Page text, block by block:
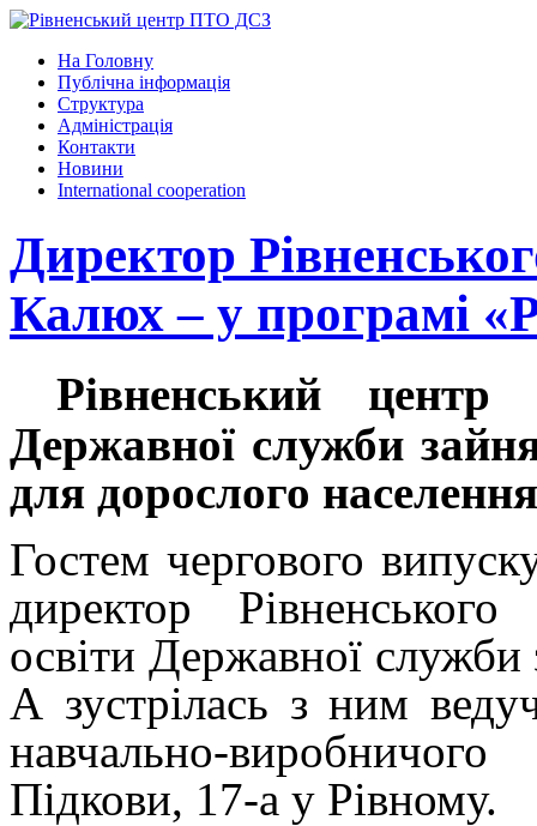
На Головну
Публічна інформація
Структура
Адміністрація
Контакти
Новини
International cooperation
Директор
Калюх – у програмі
Рівненський центр
Державної служби
для дорослого населення
Гостем чергового
директор Рівненського
освіти Державної
А зустрілась з ним
навчально-
Підкови, 17-а у Рівному.